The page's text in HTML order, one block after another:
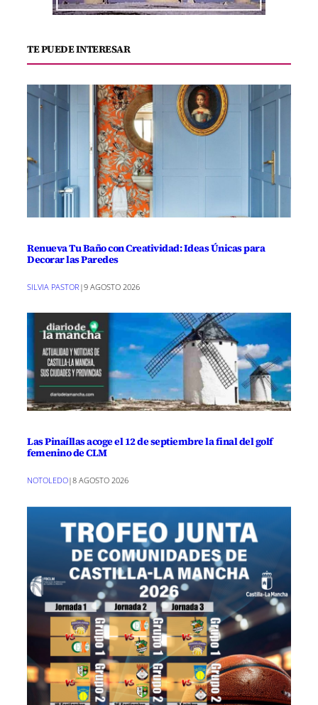
TE PUEDE INTERESAR
Renueva Tu Baño con Creatividad: Ideas Únicas para
Decorar las Paredes
SILVIA PASTOR |9 AGOSTO 2026
Las Pinaíllas acoge el 12 de septiembre la final del golf
femenino de CLM
NOTOLEDO|8 AGOSTO 2026